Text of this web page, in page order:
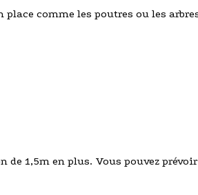
comme les poutres ou les
de 1,5m en plus. Vous pouvez